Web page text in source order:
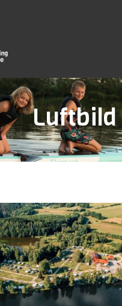
Luftbild